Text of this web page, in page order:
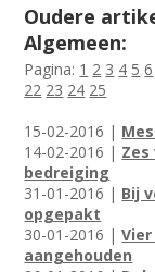
Oudere
Algemeen:
Pagina: 1 2 3 4 5 6
22 23 24 25
15-02-2016 |
14-02-2016 |
bedreiging
31-01-2016 | Bij
opgepakt
30-01-2016 |
aangehouden